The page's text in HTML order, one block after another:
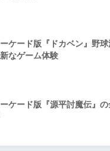
ケード版『ドカベン』野
なゲーム体験
ケード版『源平討魔伝』